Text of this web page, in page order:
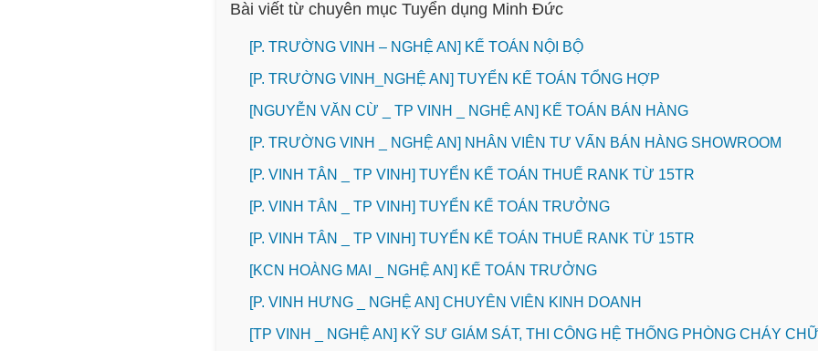
Bài viết từ chuyên mục Tuyển dụng Minh Đức
[P. TRƯỜNG VINH – NGHỆ AN] KẾ TOÁN NỘI BỘ
[P. TRƯỜNG VINH_NGHỆ AN] TUYỂN KẾ TOÁN TỔNG HỢP
[NGUYỄN VĂN CỪ _ TP VINH _ NGHỆ AN] KẾ TOÁN BÁN HÀNG
[P. TRƯỜNG VINH _ NGHỆ AN] NHÂN VIÊN TƯ VẤN BÁN HÀNG SHOWROOM
[P. VINH TÂN _ TP VINH] TUYỂN KẾ TOÁN THUẾ RANK TỪ 15TR
[P. VINH TÂN _ TP VINH] TUYỂN KẾ TOÁN TRƯỞNG
[P. VINH TÂN _ TP VINH] TUYỂN KẾ TOÁN THUẾ RANK TỪ 15TR
️[KCN HOÀNG MAI _ NGHỆ AN] KẾ TOÁN TRƯỞNG
️[P. VINH HƯNG _ NGHỆ AN] CHUYÊN VIÊN KINH DOANH
[TP VINH _ NGHỆ AN] KỸ SƯ GIÁM SÁT, THI CÔNG HỆ THỐNG PHÒNG CHÁY